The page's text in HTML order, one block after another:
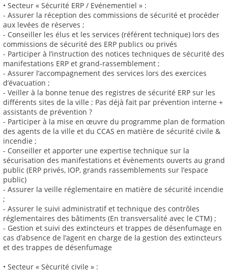
• Secteur « Sécurité ERP / Evénementiel » :
- Assurer la réception des commissions de sécurité et procéder
aux levées de réserves ;
- Conseiller les élus et les services (référent technique) lors des
commissions de sécurité des ERP publics ou privés
- Participer à l’instruction des notices techniques de sécurité des
manifestations ERP et grand-rassemblement ;
- Assurer l’accompagnement des services lors des exercices
d’évacuation ;
- Veiller à la bonne tenue des registres de sécurité ERP sur les
différents sites de la ville ; Pas déjà fait par prévention interne +
assistants de prévention ?
- Participer à la mise en œuvre du programme plan de formation
des agents de la ville et du CCAS en matière de sécurité civile &
incendie ;
- Conseiller et apporter une expertise technique sur la
sécurisation des manifestations et évènements ouverts au grand
public (ERP privés, IOP, grands rassemblements sur l’espace
public)
- Assurer la veille réglementaire en matière de sécurité incendie
;
- Assurer le suivi administratif et technique des contrôles
réglementaires des bâtiments (En transversalité avec le CTM) ;
- Gestion et suivi des extincteurs et trappes de désenfumage en
cas d’absence de l’agent en charge de la gestion des extincteurs
et des trappes de désenfumage
• Secteur « Sécurité civile » :